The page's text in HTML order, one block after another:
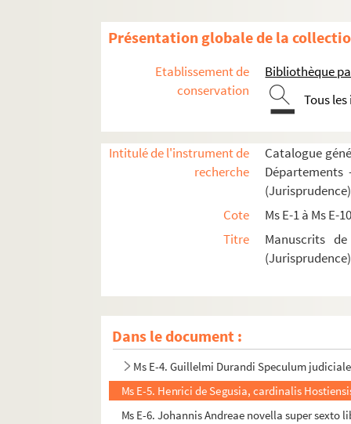
Présentation globale de la
Etablissement de
conservation
Bibliothèque
Tous
Intitulé de l'instrument de
recherche
Catalogue
Départements
(Jurisprudence)
Cote
Ms E-1 à Ms E-
Titre
Manuscrits
(Jurisprudence)
Dans le document :
Ms E-1. Justinien, Infortiat (Digeste, livres
Ms E-2. Summa magistri Gaufridi de Trano,
Ms E-3. Gregorii IX Decretalium libri V et
Ms E-4. Guillelmi Durandi Speculum
Ms E-5. Henrici de Segusia, cardinalis
Ms E-6. Johannis Andreae novella super sexto